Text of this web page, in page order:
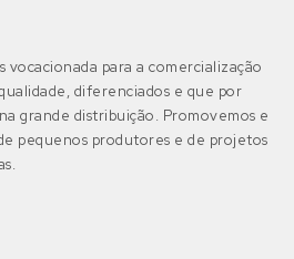
vocacionada para a comercialização
diferenciados e que por
grande distribuição. Promovemos e
pequenos produtores e de projetos